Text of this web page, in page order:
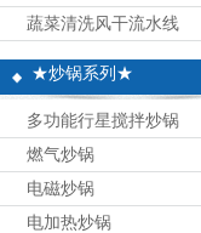
蔬菜清洗风干流水线
★炒锅系列★
多功能行星搅拌炒锅
燃气炒锅
电磁炒锅
电加热炒锅